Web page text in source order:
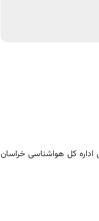
کل هواشناسی خراسان